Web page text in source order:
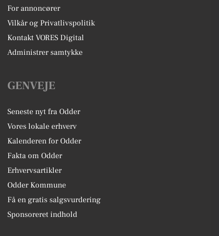
For annoncører
Vilkår og Privatlivspolitik
Kontakt VORES Digital
Administrer samtykke
GENVEJE
Seneste nyt fra Odder
Vores lokale erhverv
Kalenderen for Odder
Fakta om Odder
Erhvervsartikler
Odder Kommune
Få en gratis salgsvurdering
Sponsoreret indhold